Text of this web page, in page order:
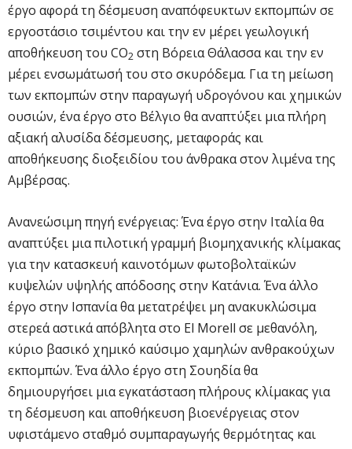
έργο αφορά τη δέσμευση αναπόφευκτων εκπομπών σε
εργοστάσιο τσιμέντου και την εν μέρει γεωλογική
αποθήκευση του CO2 στη Βόρεια Θάλασσα και την εν
μέρει ενσωμάτωσή του στο σκυρόδεμα. Για τη μείωση
των εκπομπών στην παραγωγή υδρογόνου και χημικών
ουσιών, ένα έργο στο Βέλγιο θα αναπτύξει μια πλήρη
αξιακή αλυσίδα δέσμευσης, μεταφοράς και
αποθήκευσης διοξειδίου του άνθρακα στον λιμένα της
Αμβέρσας.
Ανανεώσιμη πηγή ενέργειας: Ένα έργο στην Ιταλία θα
αναπτύξει μια πιλοτική γραμμή βιομηχανικής κλίμακας
για την κατασκευή καινοτόμων φωτοβολταϊκών
κυψελών υψηλής απόδοσης στην Κατάνια. Ένα άλλο
έργο στην Ισπανία θα μετατρέψει μη ανακυκλώσιμα
στερεά αστικά απόβλητα στο El Morell σε μεθανόλη,
κύριο βασικό χημικό καύσιμο χαμηλών ανθρακούχων
εκπομπών. Ένα άλλο έργο στη Σουηδία θα
δημιουργήσει μια εγκατάσταση πλήρους κλίμακας για
τη δέσμευση και αποθήκευση βιοενέργειας στον
υφιστάμενο σταθμό συμπαραγωγής θερμότητας και